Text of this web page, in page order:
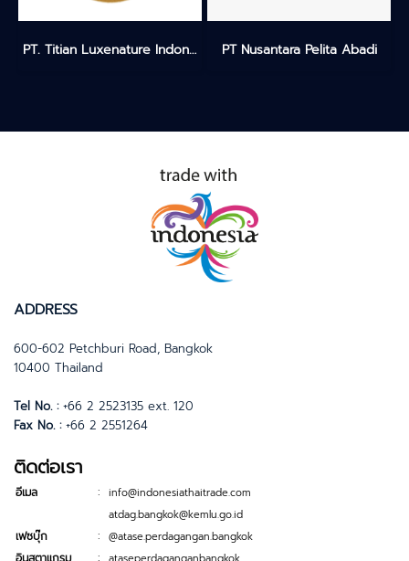
PT. Titian Luxenature Indonesia PT Nusantara Pelita Abadi
ADDRESS
600-602 Petchburi Road, Bangkok
10400 Thailand
Tel No. :+66 2 2523135 ext. 120
Fax No. :+66 2 2551264
ติดต่อเรา
อีเมล : info@indonesiathaitrade.com
atdag.bangkok@kemlu.go.id
เฟซบุ๊ก : @atase.perdagangan.bangkok